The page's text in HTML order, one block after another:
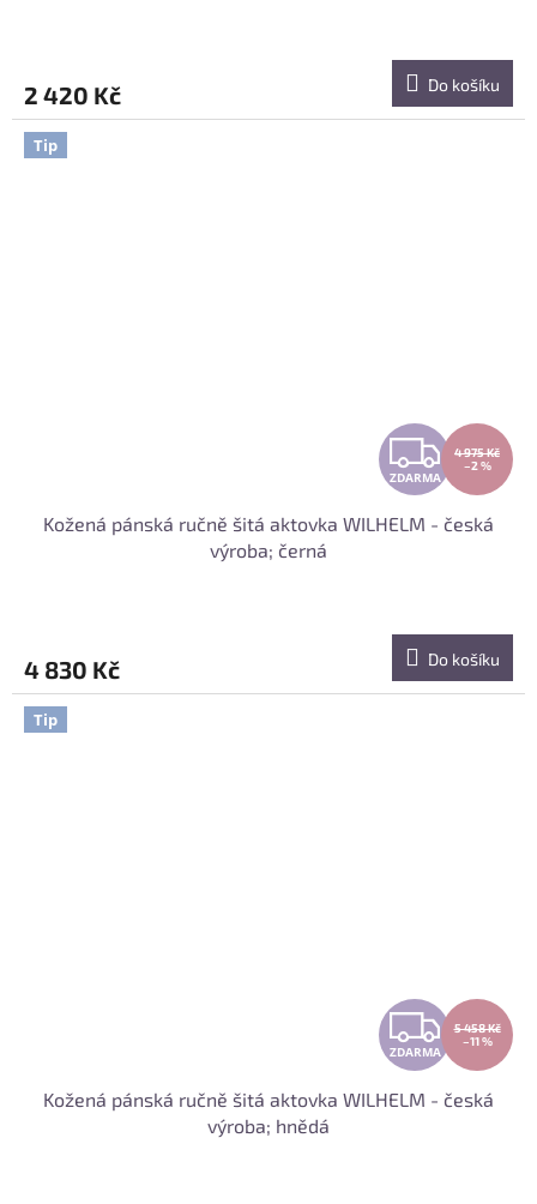
2 420 Kč Do košíku
Tip
Z
D
M
A
ZDARMA
4 975 Kč
–2 %
Kožená pánská ručně šitá aktovka WILHELM - česká
výroba; černá
4 830 Kč Do košíku
Tip
Z
D
ZDARMA
5 458 Kč
–11 %
Kožená pánská ručně šitá aktovka WILHELM - česká
výroba; hnědá